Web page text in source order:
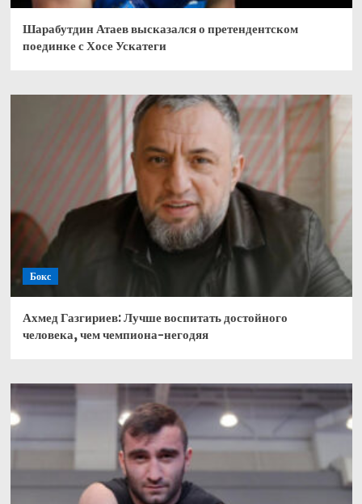
Шарабутдин Атаев высказался о претендентском
поединке с Хосе Ускатеги
Бокс
Ахмед Газгириев: Лучше воспитать достойного
человека, чем чемпиона-негодяя